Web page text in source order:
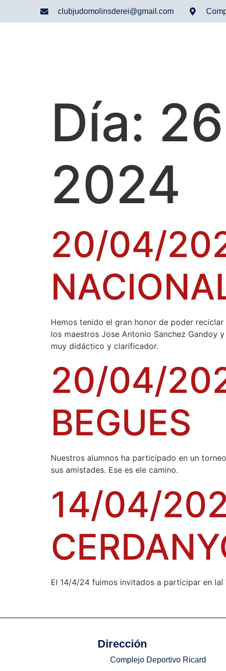
clubjudomolinsderei@gmail.com
Día:
2024
20/04/
Hemos tenido el gran honor de poder reciclar
los maestros Jose Antonio Sanchez Gandoy
muy didáctico y clarificador.
20/04/
BEGUES
Nuestros alumnos ha participado en un
sus amistades. Ese es ele camino.
14/04/
El 14/4/24 fuimos invitados a participar en laI
Dirección
Complejo Deportivo Ricard